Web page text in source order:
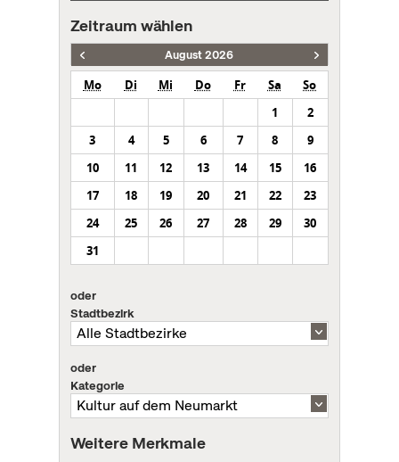
Zeitraum wählen
August 2026
Mo Di Mi Do Fr Sa
So
1
2
3
4 5 6 7 8
9
10
11 12 13 14 15
16
17
18 19 20 21 22
23
24
25 26 27 28 29
30
31
oder
Stadtbezirk
oder
Kategorie
Weitere Merkmale